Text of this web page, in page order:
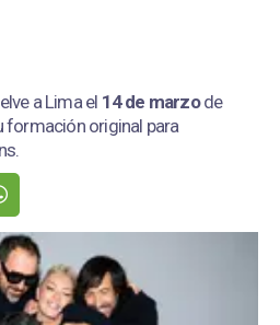
a Lima el 14 de marzode
formación original para